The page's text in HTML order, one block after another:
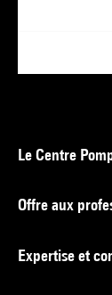
Le Centre
Offre aux
Expertise et